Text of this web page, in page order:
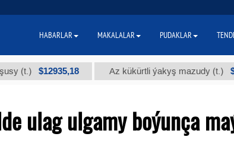
$12935,18 Az kükürtli ýakyş mazudy (t.) $300
ulag ulgamy boýunça
HABARLAR MAKALALAR PUDAKLAR